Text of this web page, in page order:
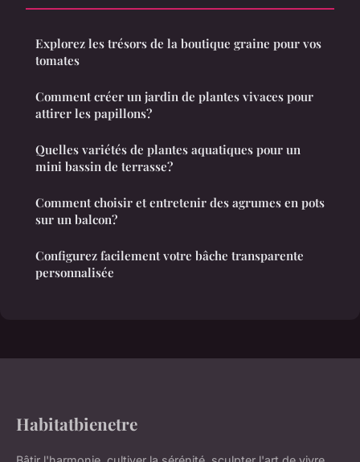
Explorez les trésors de la boutique graine pour vos
tomates
Comment créer un jardin de plantes vivaces pour
attirer les papillons?
Quelles variétés de plantes aquatiques pour un
mini bassin de terrasse?
Comment choisir et entretenir des agrumes en pots
sur un balcon?
Configurez facilement votre bâche transparente
personnalisée
Habitatbienetre